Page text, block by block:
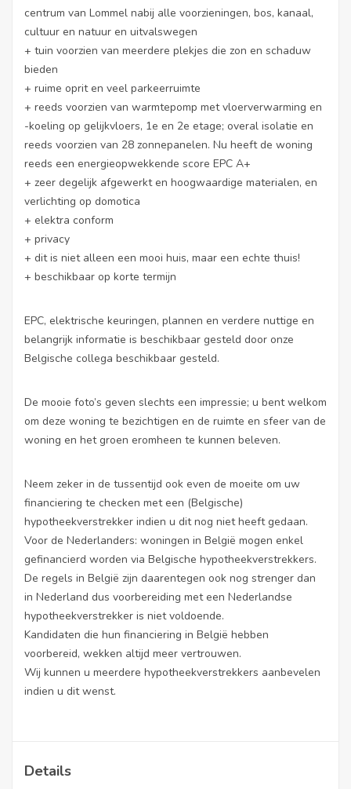
centrum van Lommel nabij alle voorzieningen, bos, kanaal,
cultuur en natuur en uitvalswegen
+ tuin voorzien van meerdere plekjes die zon en schaduw
bieden
+ ruime oprit en veel parkeerruimte
+ reeds voorzien van warmtepomp met vloerverwarming en
-koeling op gelijkvloers, 1e en 2e etage; overal isolatie en
reeds voorzien van 28 zonnepanelen. Nu heeft de woning
reeds een energieopwekkende score EPC A+
+ zeer degelijk afgewerkt en hoogwaardige materialen, en
verlichting op domotica
+ elektra conform
+ privacy
+ dit is niet alleen een mooi huis, maar een echte thuis!
+ beschikbaar op korte termijn
EPC, elektrische keuringen, plannen en verdere nuttige en
belangrijk informatie is beschikbaar gesteld door onze
Belgische collega beschikbaar gesteld.
De mooie foto’s geven slechts een impressie; u bent welkom
om deze woning te bezichtigen en de ruimte en sfeer van de
woning en het groen eromheen te kunnen beleven.
Neem zeker in de tussentijd ook even de moeite om uw
financiering te checken met een (Belgische)
hypotheekverstrekker indien u dit nog niet heeft gedaan.
Voor de Nederlanders: woningen in België mogen enkel
gefinancierd worden via Belgische hypotheekverstrekkers.
De regels in België zijn daarentegen ook nog strenger dan
in Nederland dus voorbereiding met een Nederlandse
hypotheekverstrekker is niet voldoende.
Kandidaten die hun financiering in België hebben
voorbereid, wekken altijd meer vertrouwen.
Wij kunnen u meerdere hypotheekverstrekkers aanbevelen
indien u dit wenst.
Details